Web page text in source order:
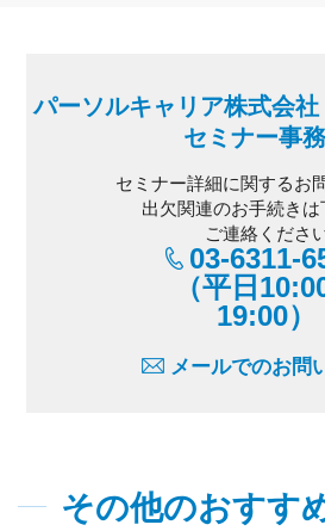
パーソルキャリア株式会
セミナー事
セミナー詳細に関するお
出欠関連のお手続き
ご連絡くださ
03-6311-
（平日
19:00）
メールでのお問
その他のおすす